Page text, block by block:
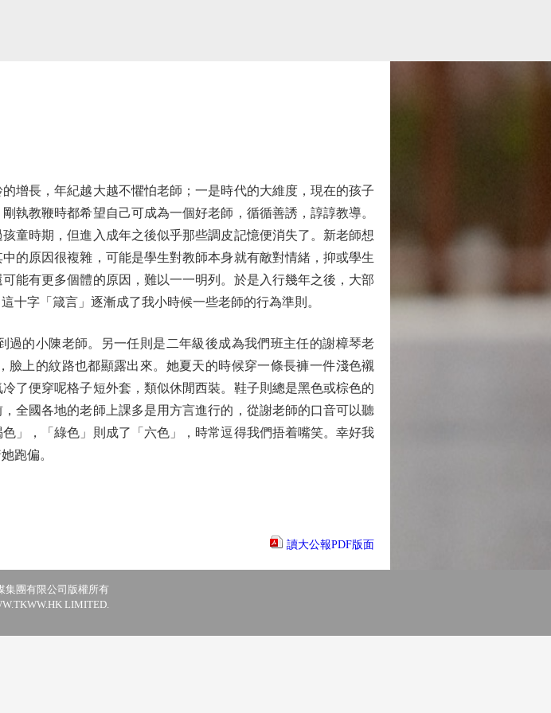
長，年紀越大越不懼怕老師；一是時代的大維度，現在的孩子
執教鞭時都希望自己可成為一個好老師，循循善誘，諄諄教導。
童時期，但進入成年之後似乎那些調皮記憶便消失了。新老師想
的原因很複雜，可能是學生對教師本身就有敵對情緒，抑或學生
能有更多個體的原因，難以一一明列。於是入行幾年之後，大部
十字「箴言」逐漸成了我小時候一些老師的行為準則。
的小陳老師。另一任則是二年級後成為我們班主任的謝樟琴老
上的紋路也都顯露出來。她夏天的時候穿一條長褲一件淺色襯
了便穿呢格子短外套，類似休閒西裝。鞋子則總是黑色或棕色的
全國各地的老師上課多是用方言進行的，從謝老師的口音可以聽
」，「綠色」則成了「六色」，時常逗得我們捂着嘴笑。幸好我
跑偏。
讀大公報PDF版面
集團有限公司版權所有
LIMITED.